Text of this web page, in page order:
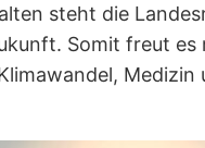
steht die
Somit freut